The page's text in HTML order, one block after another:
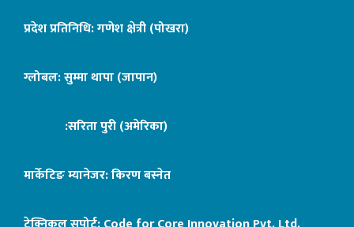
प्रदेश प्रतिनिधि: गणेश क्षेत्री (पोखरा)
ग्लोबल: सुम्मा थापा (जापान)
:सरिता पुरी (अमेरिका)
मार्केटिङ म्यानेजर: किरण बस्नेत